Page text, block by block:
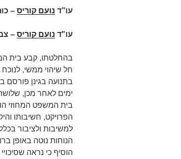
עו”ד נועם קוריס –
עו"ד נועם קוריס –
בהחלטתו, קבע בית
חל שיהוי ממשי,
ימים לאחר מכן,
בית המשפט המחוזי
הפרויקט, חשיבותו
למשיבות ולציבור
הנוחות נוטה באופן
הוסיף כי נראה